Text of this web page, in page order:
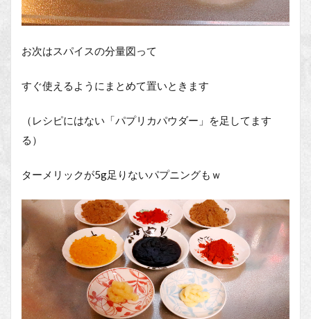
お次はスパイスの分量図って
すぐ使えるようにまとめて置いときます
（レシピにはない「パプリカパウダー」を足してます
る）
ターメリックが5g足りないパプニングもｗ